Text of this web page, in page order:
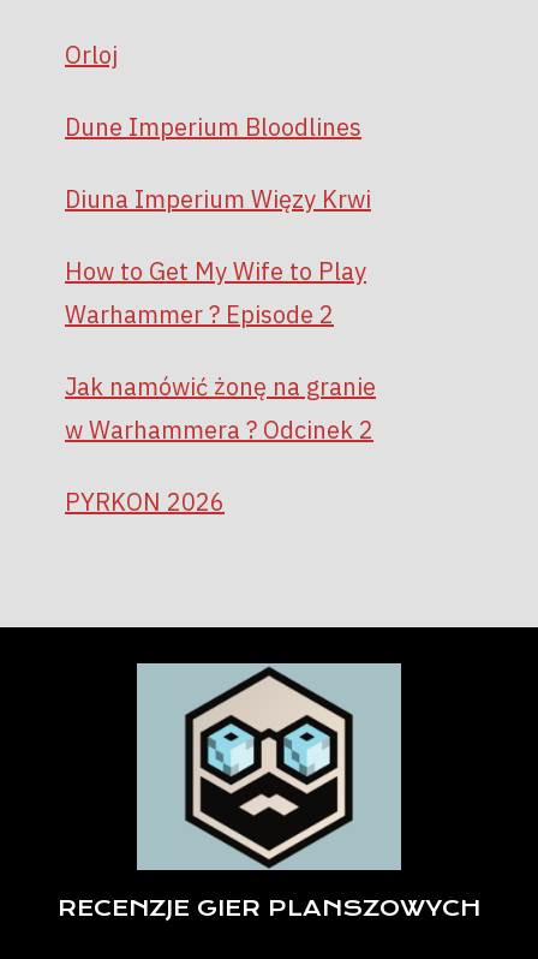
Orloj
Dune Imperium Bloodlines
Diuna Imperium Więzy Krwi
How to Get My Wife to Play
Warhammer ? Episode 2
Jak namówić żonę na granie
w Warhammera ? Odcinek 2
PYRKON 2026
RECENZJE GIER PLANSZOWYCH